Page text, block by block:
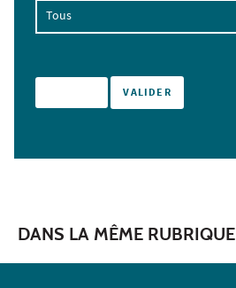
DANS LA MÊME RUBRIQUE